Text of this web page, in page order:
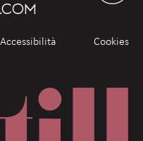
Accessibilità Cookies